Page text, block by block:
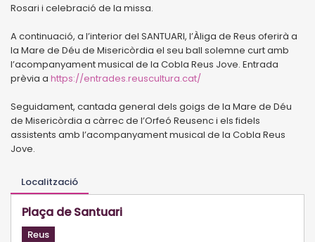
Rosari i celebració de la missa.
A continuació, a l’interior del SANTUARI, l’Àliga de Reus oferirà a
la Mare de Déu de Misericòrdia el seu ball solemne curt amb
l’acompanyament musical de la Cobla Reus Jove. Entrada
prèvia a https://entrades.reuscultura.cat/
Seguidament, cantada general dels goigs de la Mare de Déu
de Misericòrdia a càrrec de l’Orfeó Reusenc i els fidels
assistents amb l’acompanyament musical de la Cobla Reus
Jove.
Localització
Plaça de Santuari
Reus